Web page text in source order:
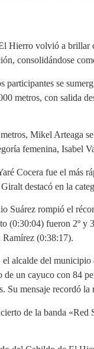
Hierro volvió a
consolidándose
participantes se
metros, con salida
Mikel Arteaga
femenina, Isabel
Cocera fue el más
destacó en la
Suárez rompió el
(0:30:04) fueron 2º y
(0:38:17).
alcalde del
de un cayuco con 84
Su mensaje recordó
de la banda «Red